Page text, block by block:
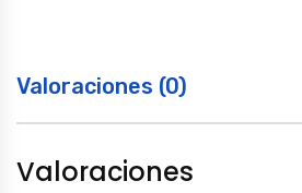
Valoraciones (0)
Valoraciones